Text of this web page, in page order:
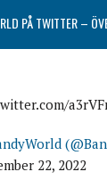
PÅ TWITTER –
22, 2022